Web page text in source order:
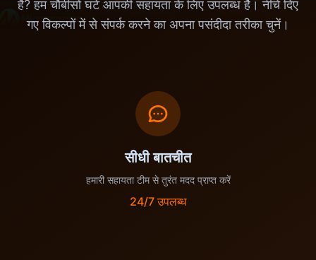
है? हम चौबीसों घंटे आपकी सहायता के लिए उपलब्ध हैं। नीचे दिए
गए विकल्पों में से संपर्क करने का अपना पसंदीदा तरीका चुनें।
सीधी बातचीत
हमारी सहायता टीम से तुरंत मदद प्राप्त करें
24/7 उपलब्ध